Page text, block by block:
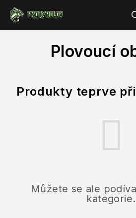
obsah
Plovoucí
Produkty teprve
Můžete se ale
kategorie.